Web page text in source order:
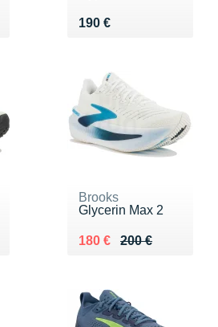
190 €
Vendu 190 €
Brooks
Glycerin Max 2
200 €
Au lieu de 200 €
180 €
Vendu 180 €